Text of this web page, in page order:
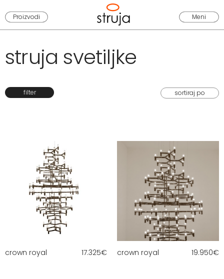
Proizvodi Meni
struja svetiljke
filter
crown royal 17.325€ crown royal 19.950€